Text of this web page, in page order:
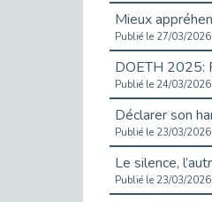
Publié le 27/03/2026
Publié le 24/03/2026
Publié le 23/03/2026
Publié le 23/03/2026